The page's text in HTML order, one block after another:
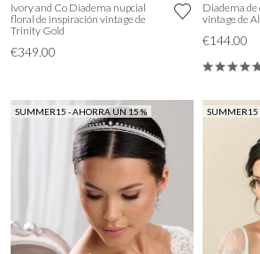
Ivory and Co Diadema nupcial
floral de inspiración vintage de
Trinity Gold
€349.00
Diadema de
vintage de
€144.00
SUMMER15 - AHORRA UN 15 % SUMMER15